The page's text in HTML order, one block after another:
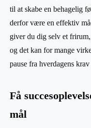
til at skabe en behagelig
derfor være en effektiv
giver du dig selv et
og det kan for mange
pause fra hverdagens
Få
mål